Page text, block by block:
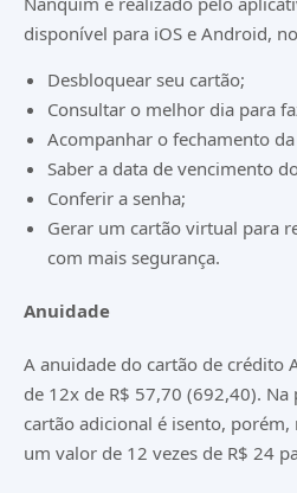
disponível para iOS e Android,
Desbloquear seu cartão;
Consultar o melhor dia para
Acompanhar o fechamento
Saber a data de vencimento
Conferir a senha;
Gerar um cartão virtual para
com mais segurança.
Anuidade
A anuidade do cartão de crédito
de 12x de R$ 57,70 (692,40).
cartão adicional é isento, porém,
um valor de 12 vezes de R$ 24